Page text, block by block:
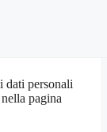
dati personali
pagina